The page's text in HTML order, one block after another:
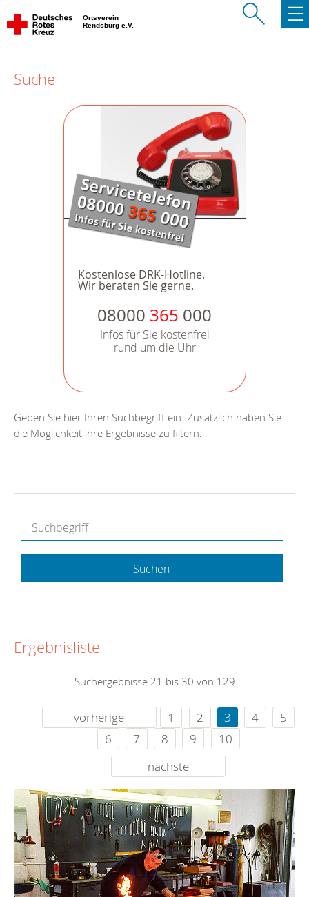
Ortsverein
Rendsburg e.V.
Suche
Kostenlose DRK-Hotline.
Wir beraten Sie gerne.
08000 365 000
Infos für Sie kostenfrei
rund um die Uhr
Geben Sie hier Ihren Suchbegriff ein. Zusätzlich haben Sie
die Möglichkeit ihre Ergebnisse zu filtern.
Suchen
Ergebnisliste
Suchergebnisse 21 bis 30 von 129
vorherige 1 2 3 4
5
6
7 8 9
10
nächste